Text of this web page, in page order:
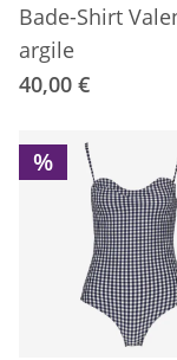
Bade-Shirt
argile
40,00 €
%